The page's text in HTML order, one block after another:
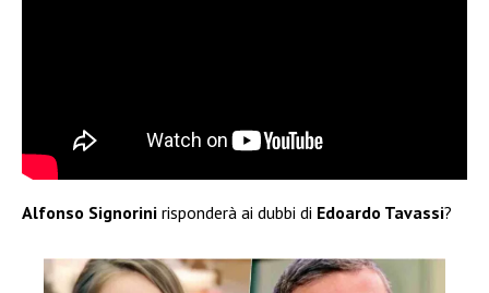
Alfonso Signorini risponderà ai dubbi di Edoardo Tavassi?